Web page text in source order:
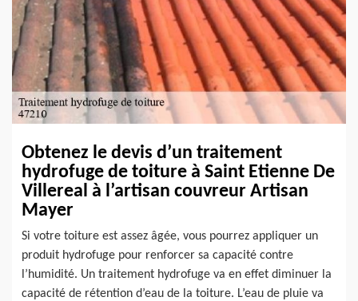
Obtenez le devis d’un traitement
hydrofuge de toiture à Saint Etienne De
Villereal à l’artisan couvreur Artisan
Mayer
Si votre toiture est assez âgée, vous pourrez appliquer un
produit hydrofuge pour renforcer sa capacité contre
l’humidité. Un traitement hydrofuge va en effet diminuer la
capacité de rétention d’eau de la toiture. L’eau de pluie va